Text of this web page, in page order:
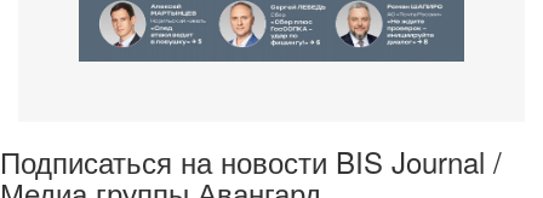
Подписаться на новости BIS Journal /